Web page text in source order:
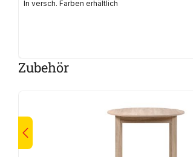
In versch. Farben erhältlich
Zubehör